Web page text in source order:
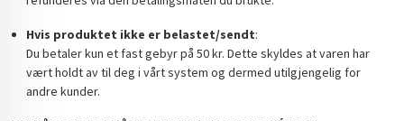
Hvis produktet ikke er belastet/sendt:
Du betaler kun et fast gebyr på 50 kr. Dette skyldes at varen har
vært holdt av til deg i vårt system og dermed utilgjengelig for
andre kunder.